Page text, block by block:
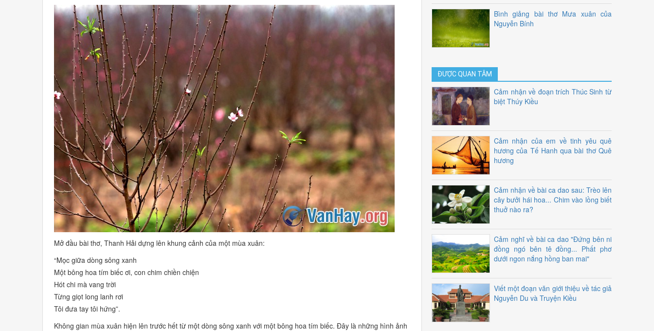
Mở đầu bài thơ, Thanh Hải dựng lên khung cảnh của một mùa xuân:
“Mọc giữa dòng sông xanh
Một bông hoa tím biếc ơi, con chim chiền chiện
Hót chi mà vang trời
Từng giọt long lanh rơi
Tôi đưa tay tôi hứng”.
Không gian mùa xuân hiện lên trước hết từ một dòng sông xanh với một bông hoa tím biếc. Đây là những hình ảnh
Bình giảng bài thơ Mưa xuân của
Nguyễn Bính
ĐƯỢC QUAN TÂM
Cảm nhận về đoạn trích Thúc Sinh từ
biệt Thúy Kiều
Cảm nhận của em về tinh yêu quê
hương của Tế Hanh qua bài thơ Quê
hương
Cảm nhận về bài ca dao sau: Trèo lên
cây bưởi hái hoa... Chim vào lồng biết
thuở nào ra?
Cảm nghĩ về bài ca dao "Đứng bên ni
đồng ngó bên tê đồng... Phất phơ
dưới ngon nắng hồng ban mai"
Viết một đoạn văn giới thiệu về tác giả
Nguyễn Du và Truyện Kiều